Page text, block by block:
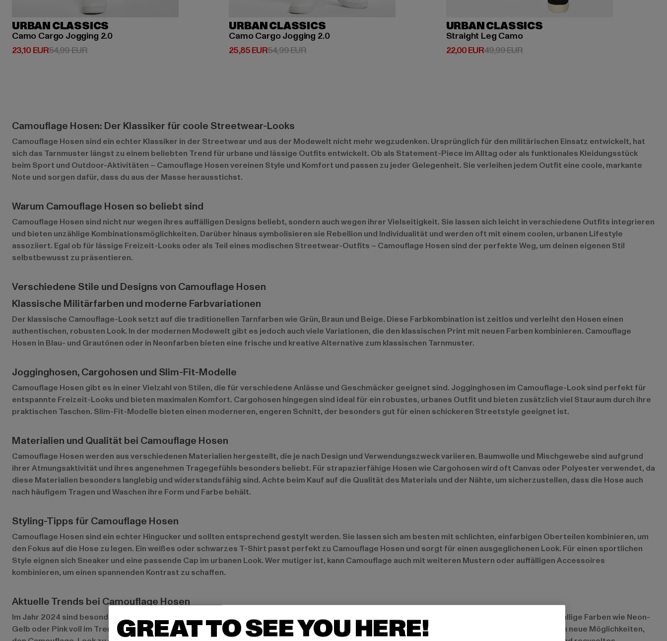
URBAN CLASSICS
Camo Cargo Jogging 2.0
23,10 EUR
Derzeitiger Preis: 23,10 EUR
54,99 EURAktionspreis: 54,99 EUR
URBAN CLASSICS
Camo Cargo Jogging 2.0
25,85 EUR
Derzeitiger Preis: 25,85 EUR
54,99 EURAktionspreis: 54,99 EUR
URBAN CLASSICS
Straight Leg Camo
22,00 EUR
Derzeitiger Preis: 22,00 EUR
49,99 EURAktionspreis: 49,99 EUR
Camouflage Hosen: Der Klassiker für coole Streetwear-Looks
Camouflage Hosen sind ein echter Klassiker in der Streetwear und aus der Modewelt nicht mehr wegzudenken. Ursprünglich für den militärischen Einsatz entwickelt, hat
sich das Tarnmuster längst zu einem beliebten Trend für urbane und lässige Outfits entwickelt. Ob als Statement-Piece im Alltag oder als funktionales Kleidungsstück
beim Sport und Outdoor-Aktivitäten – Camouflage Hosen vereinen Style und Komfort und passen zu jeder Gelegenheit. Sie verleihen jedem Outfit eine coole, markante
Note und sorgen dafür, dass du aus der Masse herausstichst.
Warum Camouflage Hosen so beliebt sind
Camouflage Hosen sind nicht nur wegen ihres auffälligen Designs beliebt, sondern auch wegen ihrer Vielseitigkeit. Sie lassen sich leicht in verschiedene Outfits integrieren
und bieten unzählige Kombinationsmöglichkeiten. Darüber hinaus symbolisieren sie Rebellion und Individualität und werden oft mit einem coolen, urbanen Lifestyle
assoziiert. Egal ob für lässige Freizeit-Looks oder als Teil eines modischen Streetwear-Outfits – Camouflage Hosen sind der perfekte Weg, um deinen eigenen Stil
selbstbewusst zu präsentieren.
Verschiedene Stile und Designs von Camouflage Hosen
Klassische Militärfarben und moderne Farbvariationen
Der klassische Camouflage-Look setzt auf die traditionellen Tarnfarben wie Grün, Braun und Beige. Diese Farbkombination ist zeitlos und verleiht den Hosen einen
authentischen, robusten Look. In der modernen Modewelt gibt es jedoch auch viele Variationen, die den klassischen Print mit neuen Farben kombinieren. Camouflage
Hosen in Blau- und Grautönen oder in Neonfarben bieten eine frische und kreative Alternative zum klassischen Tarnmuster.
Jogginghosen, Cargohosen und Slim-Fit-Modelle
Camouflage Hosen gibt es in einer Vielzahl von Stilen, die für verschiedene Anlässe und Geschmäcker geeignet sind. Jogginghosen im Camouflage-Look sind perfekt für
entspannte Freizeit-Looks und bieten maximalen Komfort. Cargohosen hingegen sind ideal für ein robustes, urbanes Outfit und bieten zusätzlich viel Stauraum durch ihre
praktischen Taschen. Slim-Fit-Modelle bieten einen moderneren, engeren Schnitt, der besonders gut für einen schickeren Streetstyle geeignet ist.
Materialien und Qualität bei Camouflage Hosen
Camouflage Hosen werden aus verschiedenen Materialien hergestellt, die je nach Design und Verwendungszweck variieren. Baumwolle und Mischgewebe sind aufgrund
ihrer Atmungsaktivität und ihres angenehmen Tragegefühls besonders beliebt. Für strapazierfähige Hosen wie Cargohosen wird oft Canvas oder Polyester verwendet, da
diese Materialien besonders langlebig und widerstandsfähig sind. Achte beim Kauf auf die Qualität des Materials und der Nähte, um sicherzustellen, dass die Hose auch
nach häufigem Tragen und Waschen ihre Form und Farbe behält.
Styling-Tipps für Camouflage Hosen
Camouflage Hosen sind ein echter Hingucker und sollten entsprechend gestylt werden. Sie lassen sich am besten mit schlichten, einfarbigen Oberteilen kombinieren, um
den Fokus auf die Hose zu legen. Ein weißes oder schwarzes T-Shirt passt perfekt zu Camouflage Hosen und sorgt für einen ausgeglichenen Look. Für einen sportlichen
Style eignen sich Sneaker und eine passende Cap im urbanen Look. Wer mutiger ist, kann Camouflage auch mit weiteren Mustern oder auffälligen Accessoires
kombinieren, um einen spannenden Kontrast zu schaffen.
Aktuelle Trends bei Camouflage Hosen
Im Jahr 2024 sind besonders kreative Variationen des Camouflage-Prints gefragt. Neben den klassischen Tarnfarben sind auch Pastelltöne und knallige Farben wie Neon-
Gelb oder Pink voll im Trend. Auch reflektierende Elemente und futuristische Interpretationen des Tarnmusters werden immer beliebter und bieten neue Möglichkeiten,
GREAT TO SEE YOU HERE!